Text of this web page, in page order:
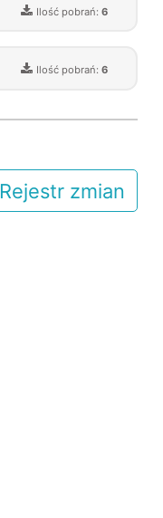
Ilość pobrań: 6
Ilość pobrań: 6
Rejestr zmian